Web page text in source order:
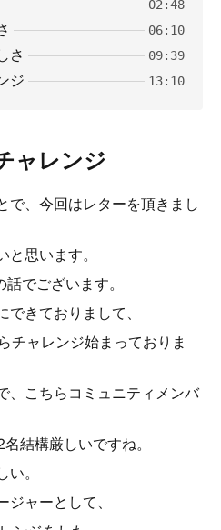
02:48
06:10
さ 09:39
ジ 13:10
ャレンジ
で、今回はレターを頂きまし
思います。
でございます。
きておりまして、
チャレンジ始まっておりま
、こちらコミュニティメンバ
結構厳しいですね。
。
ャーとして、